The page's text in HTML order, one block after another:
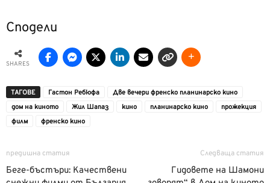
Сподели
SHARES
ТАГОВЕ Гастон Ребюфа
Две вечери френско планинарско кино
дом на киното
Жил Шапаз кино планинарско кино
прожекция
филм
френско кино
предишна статия
Беге-бъстъри: Качествени
Следваща статия
Гидовете на Шамони